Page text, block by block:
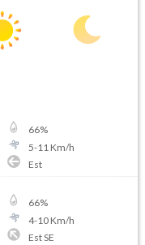
66%
5-11 Km/h
Est
66%
4-10Km/h
Est SE